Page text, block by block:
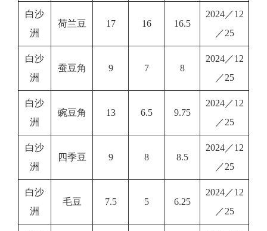
白沙
洲
荷兰豆 17 16 16.5
2024／12
／25
白沙
洲
蚕豆角 9 7 8
2024／12
／25
白沙
洲
豌豆角 13 6.5 9.75
2024／12
／25
白沙
洲
四季豆 9 8 8.5
2024／12
／25
白沙
洲
毛豆 7.5 5 6.25
2024／12
／25